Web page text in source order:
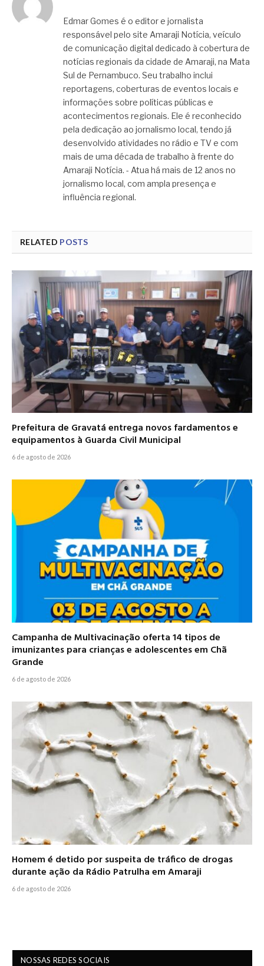
Edmar Gomes é o editor e jornalista
responsável pelo site Amaraji Notícia, veículo
de comunicação digital dedicado à cobertura de
notícias regionais da cidade de Amaraji, na Mata
Sul de Pernambuco. Seu trabalho inclui
reportagens, coberturas de eventos locais e
informações sobre políticas públicas e
acontecimentos regionais. Ele é reconhecido
pela dedicação ao jornalismo local, tendo já
desenvolvido atividades no rádio e TV e com
mais de uma década de trabalho à frente do
Amaraji Notícia. - Atua há mais de 12 anos no
jornalismo local, com ampla presença e
influência regional.
RELATED POSTS
Prefeitura de Gravatá entrega novos fardamentos e
equipamentos à Guarda Civil Municipal
6 de agosto de 2026
Campanha de Multivacinação oferta 14 tipos de
imunizantes para crianças e adolescentes em Chã
Grande
6 de agosto de 2026
Homem é detido por suspeita de tráfico de drogas
durante ação da Rádio Patrulha em Amaraji
6 de agosto de 2026
NOSSAS REDES SOCIAIS